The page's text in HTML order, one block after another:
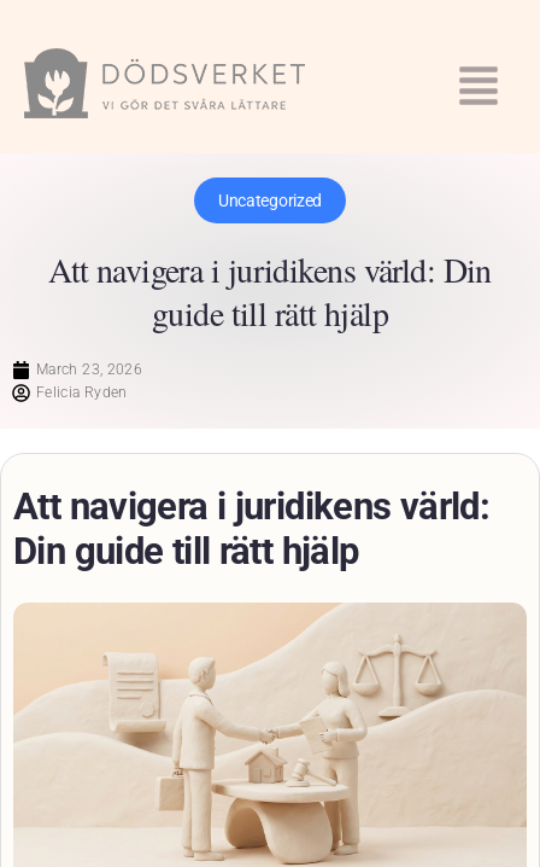
Uncategorized
Att navigera i juridikens värld: Din
guide till rätt hjälp
March 23, 2026
Felicia Ryden
Att navigera i juridikens värld:
Din guide till rätt hjälp